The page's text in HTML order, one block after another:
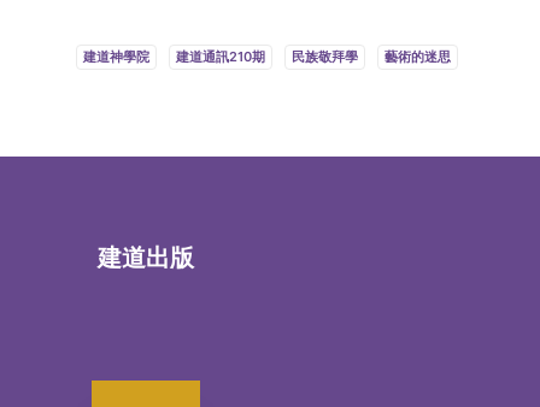
建道神學院 建道通訊210期 民族敬拜學 藝術的迷思
建道出版